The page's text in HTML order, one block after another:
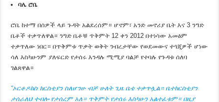
ባሌ ሮቤ
ሮቤ ከተማ በሰዎች ላይ ጉዳት አልደረሰም። ሆኖም፣ አንድ መኖሪያ ቤት እና 3 ንግድ
ቤቶች ተቃጥለዋል። ንግድ ቤቶቹ ጥቅምት 12 ቀን 2012 በተነሳው አመፅም
ተቃጥለው ነበር። በጥቅምቱ ጥቃት ወቅት ንብረታቸው የወደመውና ተጎጂዎች ሆነው
ሳለ እስካሁንም ያለፍርድ የታሰሩ እንዳሉ ሚሚያ ባልቻ የተባሉ የጉዳቱ ሰለባ
ገልጸዋል።
“ኦርቶዶክስ ክርስቲያን ስለሆንሁ ብቻ ሁለት ጊዜ ቤቴ ተቃጥሏል። ቤተክርስቲያን
ታሰራለህ ተብሎ የታሰረም አለ። ጥቅምት የታሰሩ እስካሁን አልተፈቱም። በዚያ